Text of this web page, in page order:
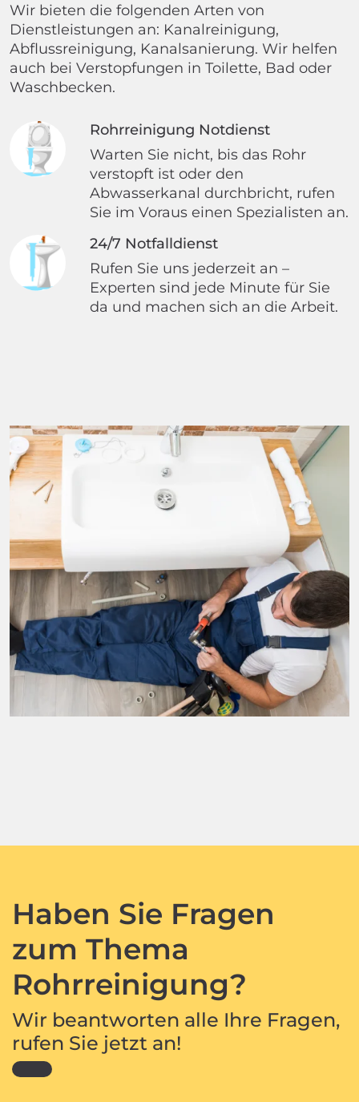
Wir bieten die folgenden Arten von
Dienstleistungen an: Kanalreinigung,
Abflussreinigung, Kanalsanierung. Wir helfen
auch bei Verstopfungen in Toilette, Bad oder
Waschbecken.
Rohrreinigung Notdienst
Warten Sie nicht, bis das Rohr
verstopft ist oder den
Abwasserkanal durchbricht, rufen
Sie im Voraus einen Spezialisten an.
24/7 Notfalldienst
Rufen Sie uns jederzeit an –
Experten sind jede Minute für Sie
da und machen sich an die Arbeit.
Haben Sie Fragen
zum Thema
Rohrreinigung?
Wir beantworten alle Ihre Fragen,
rufen Sie jetzt an!